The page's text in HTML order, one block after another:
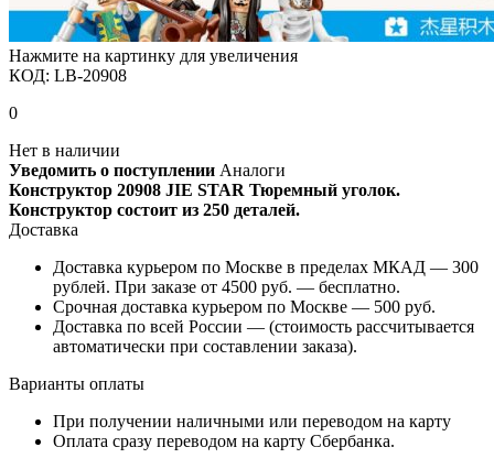
Нажмите на картинку для увеличения
КОД: LB-20908
0
Нет в наличии
Уведомить о поступлении Аналоги
Конструктор 20908 JIE STAR Тюремный уголок.
Конструктор состоит из 250 деталей.
Доставка
Доставка курьером по Москве в пределах МКАД — 300
рублей. При заказе от 4500 руб. — бесплатно.
Срочная доставка курьером по Москве — 500 руб.
Доставка по всей России — (стоимость рассчитывается
автоматически при составлении заказа).
Варианты оплаты
При получении наличными или переводом на карту
Оплата сразу переводом на карту Сбербанка.